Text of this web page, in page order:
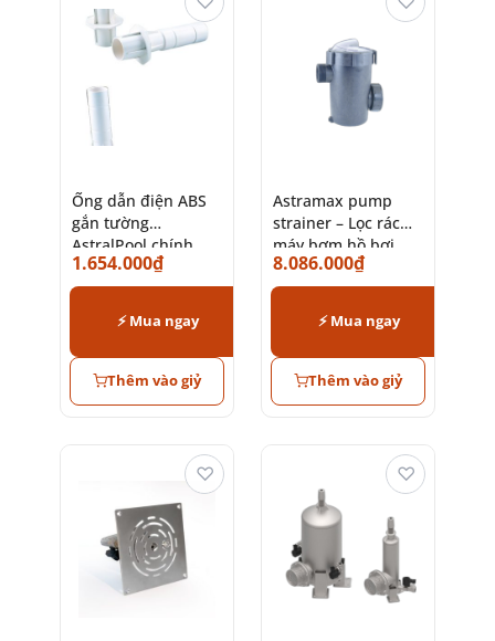
Ống dẫn điện ABS
gắn tường
AstralPool chính
hãng cho bể bơi
1.654.000₫
⚡ Mua ngay
Thêm vào giỷ
Astramax pump
strainer – Lọc rác
máy bơm hồ bơi
hiệu quả
8.086.000₫
⚡ Mua ngay
Thêm vào giỷ
♡ ♡